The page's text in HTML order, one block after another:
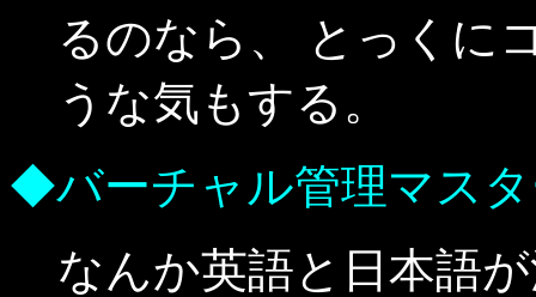
るのなら、 とっくに
うな気もする。
◆バーチャル管理マス
なんか英語と日本語